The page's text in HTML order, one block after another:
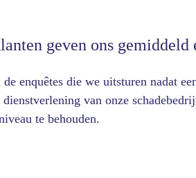
geven ons gemiddeld
enquêtes die we uitsturen nadat
van onze
te behouden.